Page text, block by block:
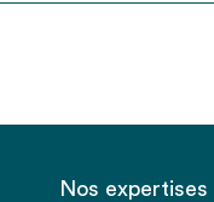
Nos expertises